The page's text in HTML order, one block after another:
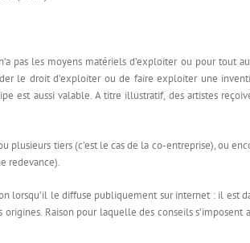
pas les moyens matériels d’exploiter ou pour tout
le droit d’exploiter ou de faire exploiter une
est aussi valable. A titre illustratif, des artistes
tiers (c’est le cas de la co-entreprise), ou
redevance).
lorsqu’il le diffuse publiquement sur internet : il est
Raison pour laquelle des conseils s’imposent